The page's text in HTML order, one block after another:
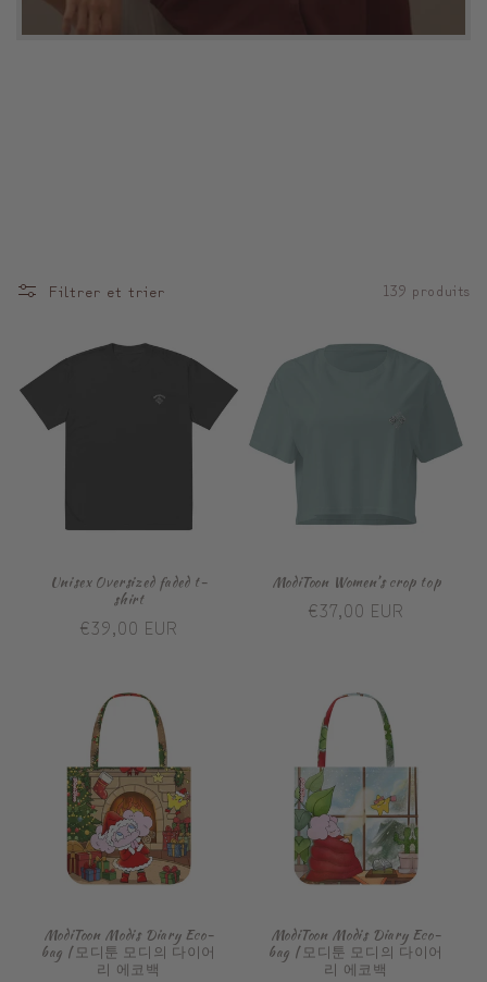
Filtrer et trier 139 produits
Unisex Oversized faded t-
shirt
Prix
€39,00 EUR
ModiToon Women’s crop top
Prix
€37,00 EUR
ModiToon Modis Diary Eco-
bag | 모디툰 모디의 다이어
리 에코백
ModiToon Modis Diary Eco-
bag | 모디툰 모디의 다이어
리 에코백